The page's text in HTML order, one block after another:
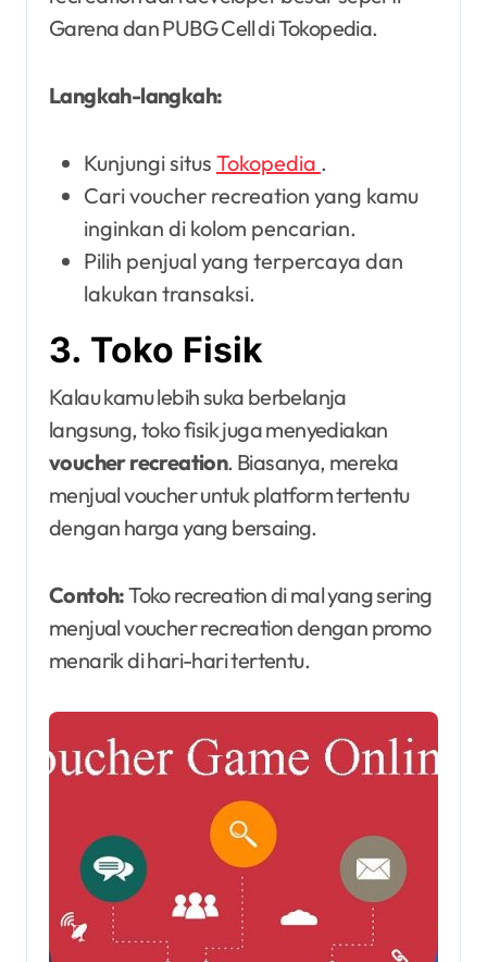
Garena dan PUBG Cell di Tokopedia.
Langkah-langkah:
Kunjungi situs Tokopedia .
Cari voucher recreation yang kamu
inginkan di kolom pencarian.
Pilih penjual yang terpercaya dan
lakukan transaksi.
3. Toko Fisik
Kalau kamu lebih suka berbelanja
langsung, toko fisik juga menyediakan
voucher recreation. Biasanya, mereka
menjual voucher untuk platform tertentu
dengan harga yang bersaing.
Contoh:Toko recreation di mal yang sering
menjual voucher recreation dengan promo
menarik di hari-hari tertentu.